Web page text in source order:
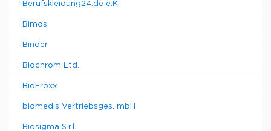
Berufskleidung24.de e.K.
Bimos
Binder
Biochrom Ltd.
BioFroxx
biomedis Vertriebsges. mbH
Biosigma S.r.l.